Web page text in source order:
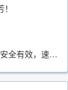
口臭的克星来了！9味药方，精确到克、药食同源、安全有效，速看！